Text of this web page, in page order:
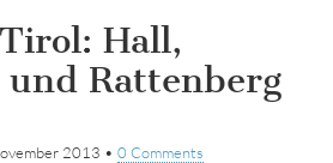
Hall,
Rattenberg
2013 • 0 Comments